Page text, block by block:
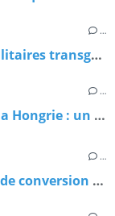
…
Défense américaine : pourquoi les militaires transgenres misent tout sur l’action collective ?
…
La Cour de Justice de l'UE condamne la Hongrie : un revers historique pour la politique LGBT-phobe de Viktor Orbán
…
L'Europe dit enfin non aux thérapies de conversion — et le RN dit… rien